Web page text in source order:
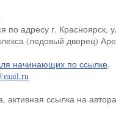
по адресу г. Красноярск,
(ледовый дворец)
начинающих по ссылке.
активная ссылка на